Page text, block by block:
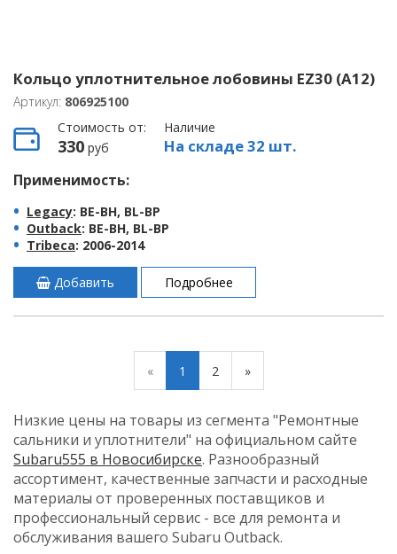
Кольцо уплотнительное лобовины EZ30 (A12)
Артикул: 806925100
Стоимость от:
330 руб
Наличие
На складе 32 шт.
Применимость:
Legacy: BE-BH, BL-BP
Outback: BE-BH, BL-BP
Tribeca: 2006-2014
Добавить Подробнее
« 1 2 »
Низкие цены на товары из сегмента "Ремонтные
сальники и уплотнители" на официальном сайте
Subaru555 в Новосибирске. Разнообразный
ассортимент, качественные запчасти и расходные
материалы от проверенных поставщиков и
профессиональный сервис - все для ремонта и
обслуживания вашего Subaru Outback.